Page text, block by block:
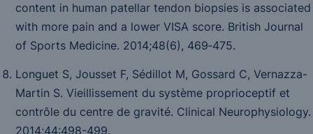
content in human patellar tendon biopsies is associated
with more pain and a lower VISA score. British Journal
of Sports Medicine. 2014;48(6), 469‑475.
Longuet S, Jousset F, Sédillot M, Gossard C, Vernazza-
Martin S. Vieillissement du système proprioceptif et
contrôle du centre de gravité. Clinical Neurophysiology.
2014;44:498-499.